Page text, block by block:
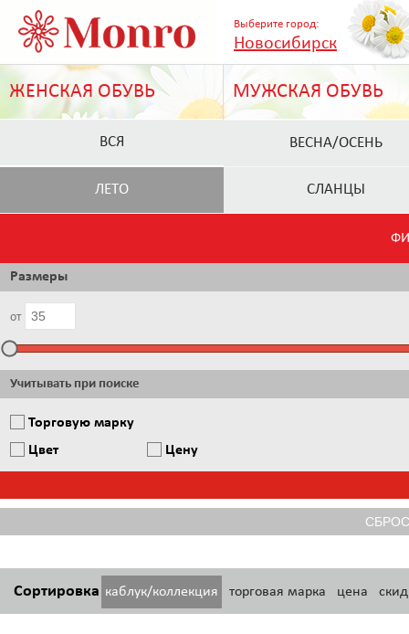
Выберите город:
Новосибирск
ЖЕНСКАЯ ОБУВЬ МУЖСКАЯ ОБУВЬ
ВСЯ ВЕСНА/ОСЕНЬ
ЛЕТО СЛАНЦЫ
Размеры
от
Учитывать при поиске
Торговую марку
Цвет
Цену
Сортировка каблук/коллекция торговая марка цена